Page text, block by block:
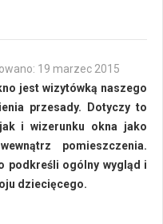
19 marzec 2015
jest wizytówką naszego
przesady. Dotyczy to
i wizerunku okna jako
pomieszczenia.
podkreśli ogólny wygląd i
dziecięcego.